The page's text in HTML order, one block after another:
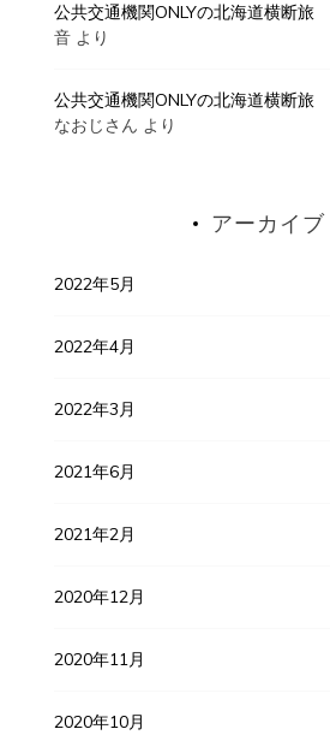
公共交通機関ONLYの北海道横断旅
音より
公共交通機関ONLYの北海道横断旅
なおじさん より
アーカイブ
2022年5月
2022年4月
2022年3月
2021年6月
2021年2月
2020年12月
2020年11月
2020年10月